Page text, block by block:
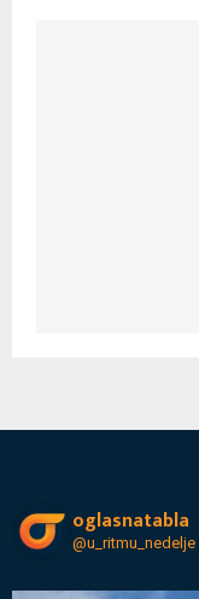
oglasnatabla
@u_ritmu_nedelje